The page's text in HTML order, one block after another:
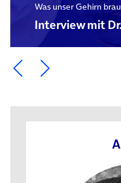
Was unser Gehirn
Interview mit
Ein Element zurück
Ein Element